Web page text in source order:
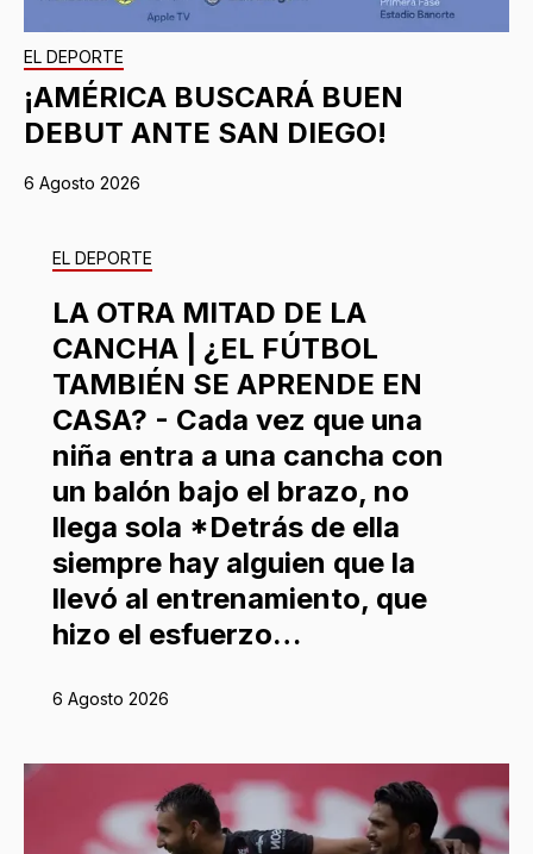
EL DEPORTE
¡AMÉRICA BUSCARÁ BUEN
DEBUT ANTE SAN DIEGO!
6 Agosto 2026
EL DEPORTE
LA OTRA MITAD DE LA
CANCHA | ¿EL FÚTBOL
TAMBIÉN SE APRENDE EN
CASA? - Cada vez que una
niña entra a una cancha con
un balón bajo el brazo, no
llega sola *Detrás de ella
siempre hay alguien que la
llevó al entrenamiento, que
hizo el esfuerzo…
6 Agosto 2026